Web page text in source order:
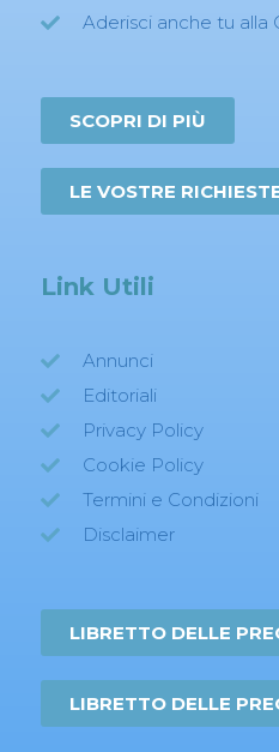
Aderisci anche tu alla
SCOPRI DI PIÙ
LE VOSTRE
Link Utili
Annunci
Editoriali
Privacy Policy
Cookie Policy
Termini e Condizioni
Disclaimer
LIBRETTO DELLE
LIBRETTO DELLE